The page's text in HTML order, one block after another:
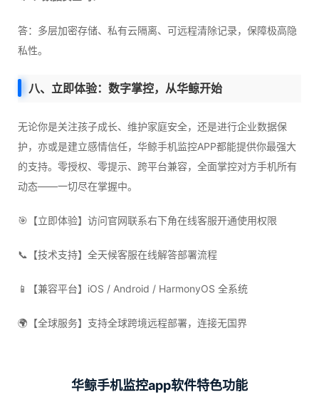
答：多层加密存储、私有云隔离、可远程清除记录，保障极高隐
私性。
八、立即体验：数字掌控，从华鲸开始
无论你是关注孩子成长、维护家庭安全，还是进行企业数据保
护，亦或是建立感情信任，华鲸手机监控APP都能提供你最强大
的支持。零授权、零提示、跨平台兼容，全面掌控对方手机所有
动态——一切尽在掌握中。
🎯【立即体验】访问官网联系右下角在线客服开通使用权限
📞【技术支持】全天候客服在线解答部署流程
📱【兼容平台】iOS / Android / HarmonyOS 全系统
🌍【全球服务】支持全球跨境远程部署，连接无国界
华鲸手机监控app软件特色功能